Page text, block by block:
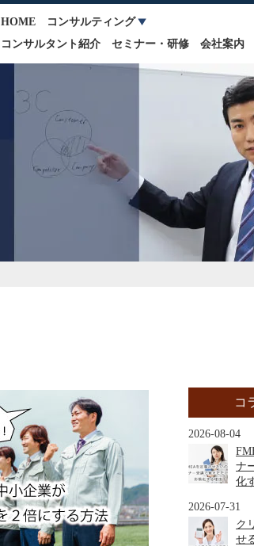
HOME
コンサルティング
コンサルタント紹介
セミナー・研修 会社案内
コ
2026-08-04
ナ
化
2026-07-31
ク
せ